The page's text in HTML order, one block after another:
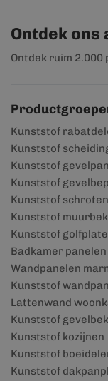
Ontdek
Ontdek ruim 2.000
Kunststof
Kunststof
Kunststof
Kunststof
Kunststof
Kunststof
Kunststof
Badkamer panelen
Wandpanelen
Kunststof
Lattenwand
Kunststof
Kunststof kozijnen
Kunststof
Kunststof